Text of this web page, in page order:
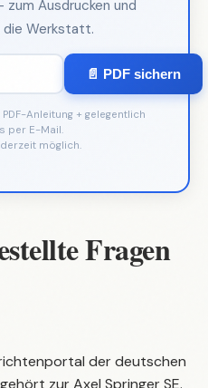
Ausdrucken und
die Werkstatt.
📄 PDF sichern
Anleitung + gelegentlich
per E-Mail.
möglich.
Fragen
der deutschen
zur Axel Springer SE.